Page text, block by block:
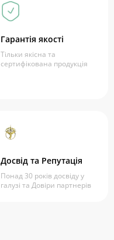
Гарантія якості
Тільки якісна та
сертифікована продукція
Досвід та Репутація
Понад 30 років досвіду у
галузі та Довіри партнерів